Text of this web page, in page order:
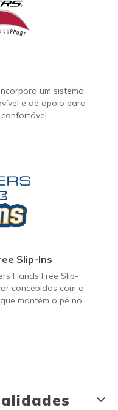
um sistema
e de apoio para
Slip-Ins
Hands Free Slip-
concebidos com a
mantém o pé no